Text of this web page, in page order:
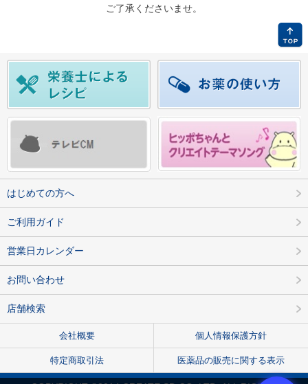
ご了承くださいませ。
はじめての方へ
ご利用ガイド
営業日カレンダー
お問い合わせ
店舗検索
会社概要 個人情報保護方針
特定商取引法 医薬品の販売に関する表示